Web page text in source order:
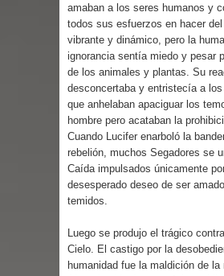
amaban a los seres humanos y
todos sus esfuerzos en hacer
vibrante y dinámico, pero la
ignorancia sentía miedo y pesar
de los animales y plantas. Su
desconcertaba y entristecía a los
que anhelaban apaciguar los
hombre pero acataban la
Cuando Lucifer enarboló la
rebelión, muchos Segadores se
Caída impulsados únicamente
desesperado deseo de ser
temidos.
Luego se produjo el trágico
Cielo. El castigo por la
humanidad fue la maldición de la